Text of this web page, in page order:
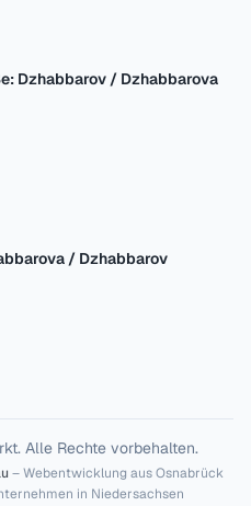
Dzhabbarov / Dzhabbarova
/ Dzhabbarov
Alle Rechte vorbehalten.
– Webentwicklung aus Osnabrück
in Niedersachsen